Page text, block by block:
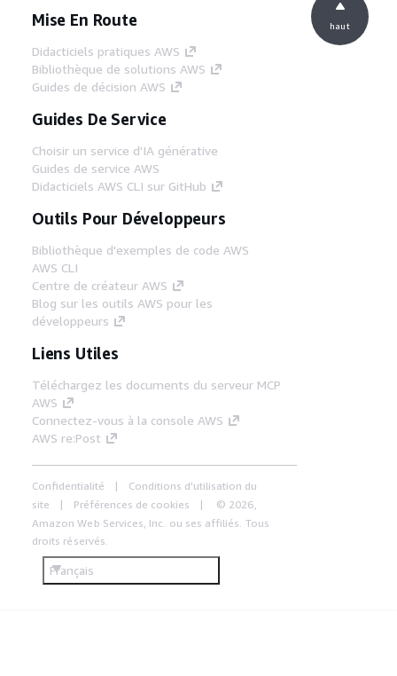
Mise En Route
Didacticiels pratiques AWS
Bibliothèque de solutions AWS
Guides de décision AWS
Guides De Service
Choisir un service d'IA générative
Guides de service AWS
Didacticiels AWS CLI sur GitHub
Outils Pour Développeurs
Bibliothèque d'exemples de code AWS
AWS CLI
Centre de créateur AWS
Blog sur les outils AWS pour les
développeurs
Liens Utiles
Téléchargez les documents du serveur MCP
AWS
Connectez-vous à la console AWS
AWS re:Post
Confidentialité
Conditions d'utilisation du
site
Préférences de cookies
© 2026,
Amazon Web Services, Inc. ou ses affiliés. Tous
droits réservés.
Français
haut